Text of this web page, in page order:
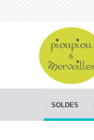
SOLDES